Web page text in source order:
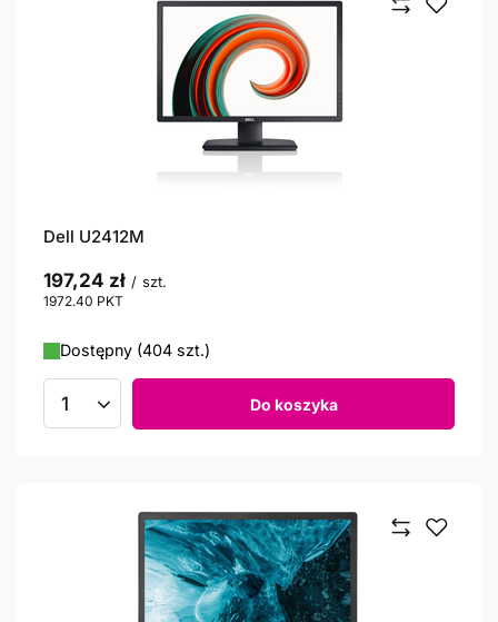
Dell U2412M
197,24 zł / szt.
1972.40 PKT
Dostępny (404 szt.)
Ilość produktów Do koszyka